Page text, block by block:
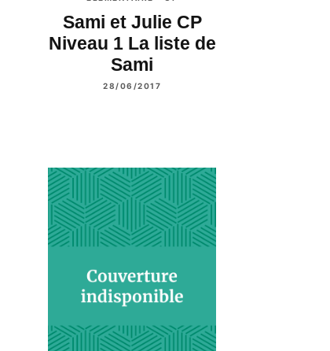
Sami et Julie CP
Niveau 1 La liste de
Sami
28/06/2017